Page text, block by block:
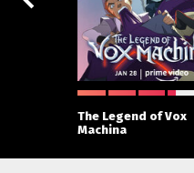
The Legend of Vox
Machina